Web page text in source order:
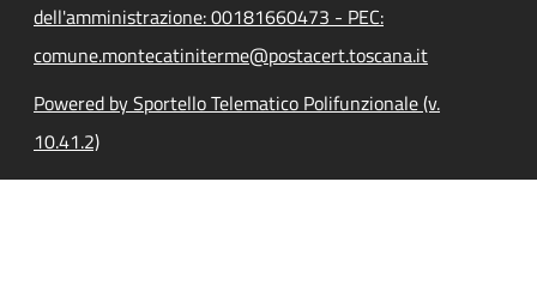
dell'amministrazione: 00181660473 - PEC:
comune.montecatiniterme@postacert.toscana.it
Powered by Sportello Telematico Polifunzionale (v.
10.41.2)